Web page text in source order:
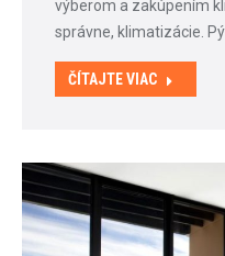
výberom a zakúpením
správne, klimatizácie.
ČÍTAJTE VIAC